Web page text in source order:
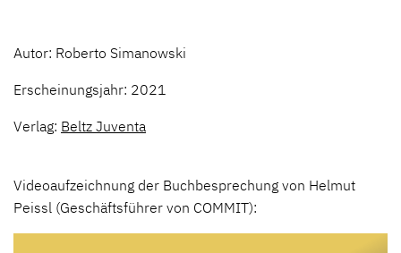
Autor: Roberto Simanowski
Erscheinungsjahr: 2021
Verlag: Beltz Juventa
Videoaufzeichnung der Buchbesprechung von Helmut
Peissl (Geschäftsführer von COMMIT):